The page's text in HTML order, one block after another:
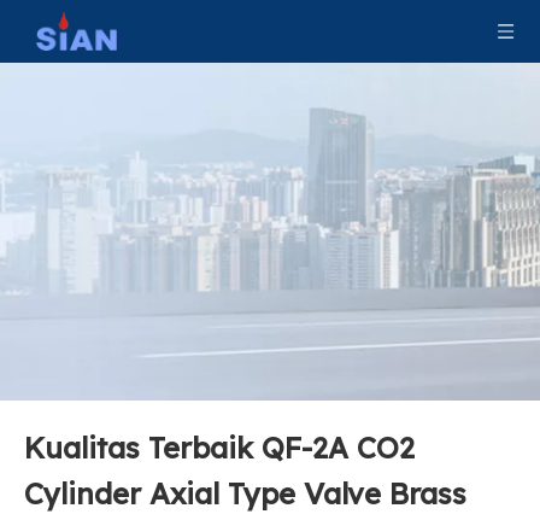
Kualitas Terbaik QF-2A CO2
Cylinder Axial Type Valve Brass